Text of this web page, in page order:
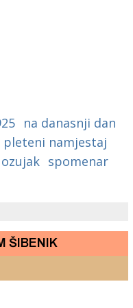
na danasnji dan
pleteni namjestaj
spomenar
ŠIBENIK